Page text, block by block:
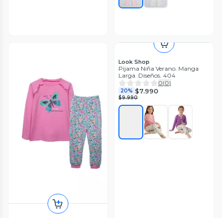
Look Shop
Pijama Niña Verano. Manga
Larga. Diseños. 404
0(0)
20% $7.990
$9.990